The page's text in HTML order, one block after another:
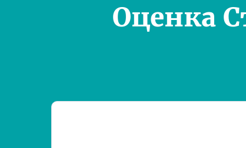
Оценка